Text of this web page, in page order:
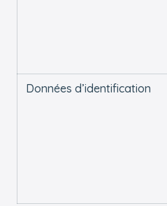
Données d’identification